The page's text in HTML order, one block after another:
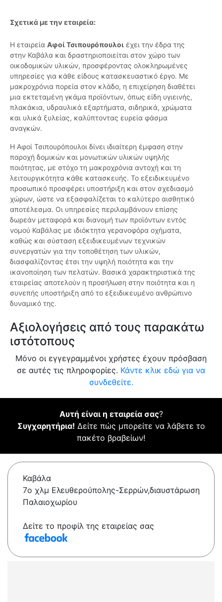
Σχετικά με την εταιρεία:
Η εταιρεία Αφοί Τσιπουρόπουλοι έχει την έδρα της
στην Καβάλα και δραστηριοποιείται στον χώρο των
οικοδομικών υλικών, προσφέροντας ολοκληρωμένες
υπηρεσίες για κάθε είδους κατασκευαστικό έργο. Με
μακροχρόνια πορεία στον κλάδο, η επιχείρηση διαθέτει
μια εκτεταμένη γκάμα προϊόντων, όπως είδη υγιεινής,
πλακάκια, υδραυλικά εξαρτήματα, σιδηρικά, χρώματα
και υλικά ξυλείας, καλύπτοντας ευρεία φάσμα
αναγκών.
Η Αφοί Τσιπουρόπουλοι δίνει ιδιαίτερη έμφαση στην
παροχή δομικών και μονωτικών υλικών υψηλής
ποιότητας, με στόχο τη μακροχρόνια αντοχή και τη
λειτουργικότητα κάθε κατασκευής. Το εξειδικευμένο
προσωπικό προσφέρει υποστήριξη και στον σχεδιασμό
χώρων, ώστε να εξασφαλίζεται το καλύτερο αισθητικό
αποτέλεσμα. Οι υπηρεσίες περιλαμβάνουν επίσης
δωρεάν μεταφορά και διανομή των προϊόντων εντός
νομού Καβάλας με ιδιόκτητα γερανοφόρα οχήματα,
καθώς και σύσταση εξειδικευμένων τεχνικών
συνεργατών για την τοποθέτηση των υλικών,
διασφαλίζοντας έτσι την υψηλή ποιότητα και την
ικανοποίηση των πελατών. Βασικά χαρακτηριστικά της
εταιρείας αποτελούν η προσήλωση στην ποιότητα και η
συνεπής υποστήριξη από το εξειδικευμένο ανθρώπινο
δυναμικό της.
Αξιολογήσεις από τους παρακάτω
ιστότοπους
Μόνο οι εγγεγραμμένοι χρήστες έχουν πρόσβαση
σε αυτές τις πληροφορίες. Κάντε κλικ εδώ για να
συνδεθείτε.
Αυτή είναι η εταιρεία σας?
Συγχαρητήρια! Δείτε πώς μπορείτε να λάβετε το
πακέτο βραβείων!
Καβάλα
7o χλμ Ελευθερούπολης-Σερρών,διαυστάρωση
Παλαιοχωρίου
Δείτε το προφίλ της εταιρείας σας